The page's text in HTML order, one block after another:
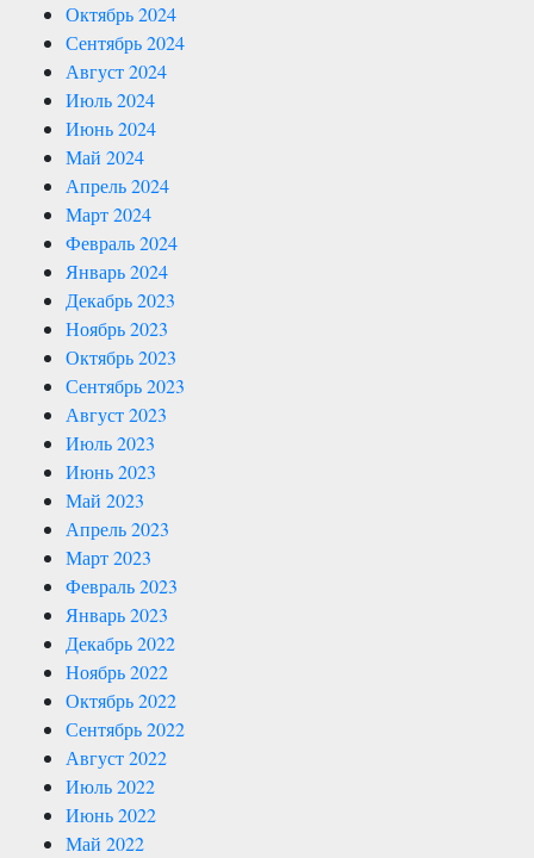
Октябрь 2024
Сентябрь 2024
Август 2024
Июль 2024
Июнь 2024
Май 2024
Апрель 2024
Март 2024
Февраль 2024
Январь 2024
Декабрь 2023
Ноябрь 2023
Октябрь 2023
Сентябрь 2023
Август 2023
Июль 2023
Июнь 2023
Май 2023
Апрель 2023
Март 2023
Февраль 2023
Январь 2023
Декабрь 2022
Ноябрь 2022
Октябрь 2022
Сентябрь 2022
Август 2022
Июль 2022
Июнь 2022
Май 2022